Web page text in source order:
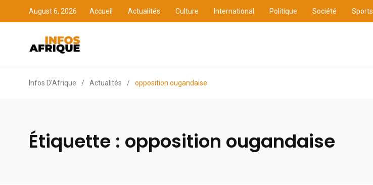
August 6, 2026 Accueil Actualités Culture International Politique Société Sports
Infos D'Afrique / Actualités / opposition ougandaise
Étiquette : opposition ougandaise